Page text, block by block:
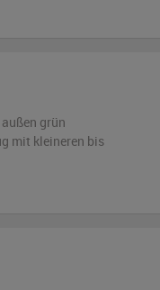
außen grün
mit kleineren bis